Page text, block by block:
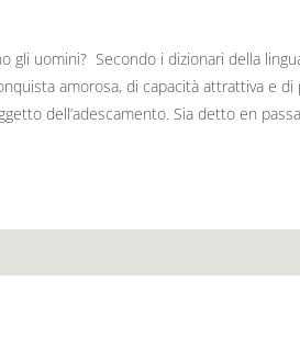
gli uomini? Secondo i dizionari della
amorosa, di capacità attrattiva e
dell’adescamento. Sia detto en